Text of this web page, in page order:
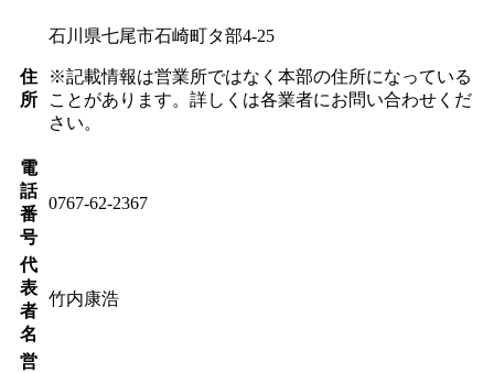
住
所
石川県七尾市石崎町タ部4-25
※記載情報は営業所ではなく本部の住所になっている
ことがあります。詳しくは各業者にお問い合わせくだ
さい。
電
話
番
号
0767-62-2367
代
表
者
名
竹内康浩
営